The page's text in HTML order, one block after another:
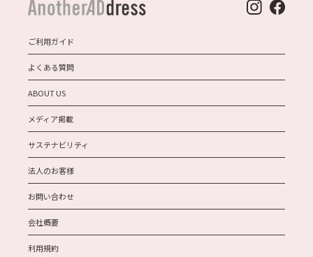
ご利用ガイド
よくある質問
ABOUT US
メディア掲載
サステナビリティ
法人のお客様
お問い合わせ
会社概要
利用規約